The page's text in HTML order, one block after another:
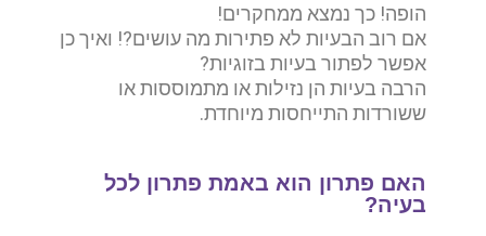
הופה! כך נמצא ממחקרים!
אם רוב הבעיות לא פתירות מה עושים?! ואיך כן
אפשר לפתור בעיות בזוגיות?
הרבה בעיות הן נזילות או מתמוססות או
ששורדות התייחסות מיוחדת.
האם פתרון הוא באמת פתרון לכל
בעיה?